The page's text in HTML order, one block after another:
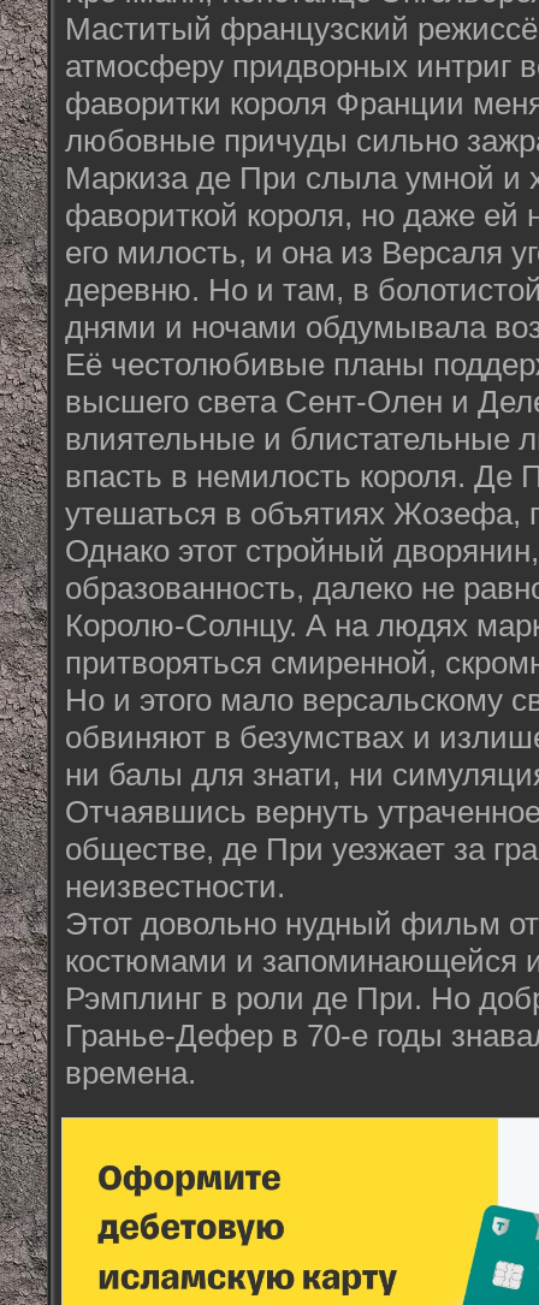
Маститый французский
атмосферу придворных интриг
фаворитки короля Франции
любовные причуды сильно
Маркиза де При слыла умной и
фавориткой короля, но даже ей
его милость, и она из Версаля
деревню. Но и там, в
днями и ночами обдумывала
Её честолюбивые планы
высшего света Сент-Олен и
влиятельные и блистательные
впасть в немилость короля. Де
утешаться в объятиях Жозефа,
Однако этот стройный
образованность, далеко не
Королю-Солнцу. А на людях
притворяться смиренной,
Но и этого мало версальскому
обвиняют в безумствах и
ни балы для знати, ни
Отчаявшись вернуть
обществе, де При уезжает за
неизвестности.
Этот довольно нудный фильм
костюмами и запоминающейся
Рэмплинг в роли де При. Но
Гранье-Дефер в 70-е годы
времена.